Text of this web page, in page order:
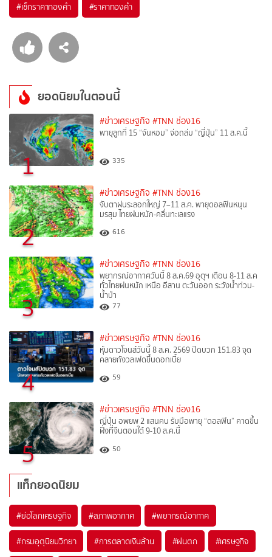
#เช็กราคาทองคำ #ราคาทองคำ
ยอดนิยมในตอนนี้
1
#ข่าวเศรษฐกิจ #TNN ช่อง16
พายุลูกที่ 15 “จันหอม” จ่อถล่ม “ญี่ปุ่น” 11 ส.ค.นี้
335
2
#ข่าวเศรษฐกิจ #TNN ช่อง16
จับตาฝนระลอกใหญ่ 7–11 ส.ค. พายุดอลฟินหนุน
มรสุม ไทยฝนหนัก-คลื่นทะเลแรง
616
3
#ข่าวเศรษฐกิจ #TNN ช่อง16
พยากรณ์อากาศวันนี้ 8 ส.ค.69 อุตุฯ เตือน 8-11 ส.ค
ทั่วไทยฝนหนัก เหนือ อีสาน ตะวันออก ระวังน้ำท่วม-
น้ำป่า
77
4
#ข่าวเศรษฐกิจ #TNN ช่อง16
หุ้นดาวโจนส์วันนี้ 8 ส.ค. 2569 ปิดบวก 151.83 จุด
คลายกังวลเฟดขึ้นดอกเบี้ย
59
5
#ข่าวเศรษฐกิจ #TNN ช่อง16
ญี่ปุ่น อพยพ 2 แสนคน รับมือพายุ “ดอลฟิน” คาดขึ้น
ฝั่งที่จีนตอนใต้ 9-10 ส.ค.นี้
50
แท็กยอดนิยม
#ย่อโลกเศรษฐกิจ #สภาพอากาศ #พยากรณ์อากาศ
#กรมอุตุนิยมวิทยา #การตลาดเงินล้าน #ฝนตก #เศรษฐกิจ